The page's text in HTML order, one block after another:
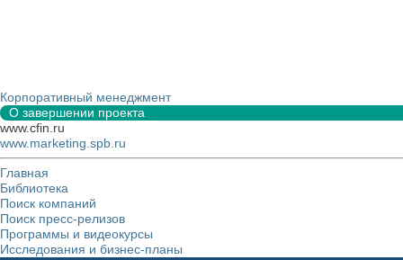
Корпоративный менеджмент
О завершении проекта
www.cfin.ru
www.marketing.spb.ru
Главная
Библиотека
Поиск компаний
Поиск пресс-релизов
Программы и видеокурсы
Исследования и бизнес-планы